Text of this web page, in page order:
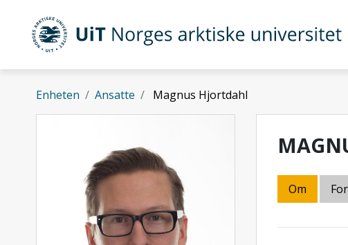
Gå til hovedinnhold
UiT Norges arktiske universitet
Enheten Ansatte Magnus Hjortdahl
Om